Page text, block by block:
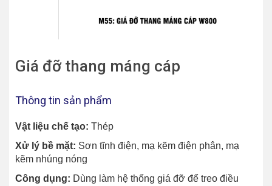
Giá đỡ thang máng cáp
Thông tin sản phẩm
Vật liệu chế tạo: Thép
Xử lý bề mặt: Sơn tĩnh điện, mạ kẽm điện phân, mạ
kẽm nhúng nóng
Công dụng: Dùng làm hệ thống giá đỡ để treo điều